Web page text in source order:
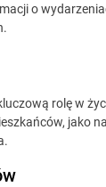
o
rolę w
jako